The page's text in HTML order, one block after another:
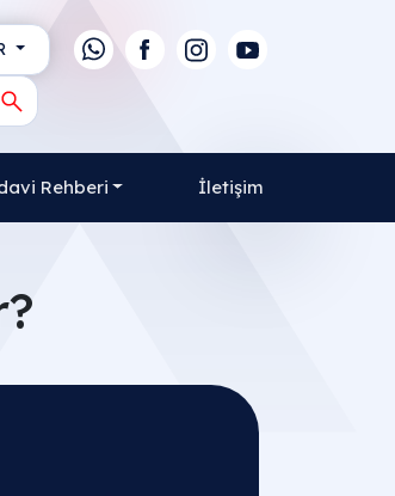
Rehberi İletişim